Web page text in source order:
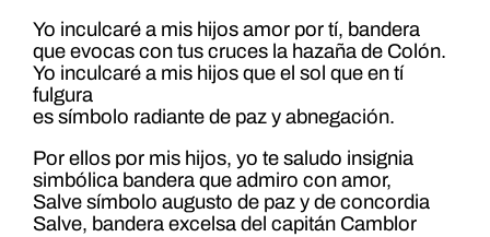
Yo inculcaré a mis hijos amor por tí, bandera
que evocas con tus cruces la hazaña de Colón.
Yo inculcaré a mis hijos que el sol que en tí
fulgura
es símbolo radiante de paz y abnegación.
Por ellos por mis hijos, yo te saludo insignia
simbólica bandera que admiro con amor,
Salve símbolo augusto de paz y de concordia
Salve, bandera excelsa del capitán Camblor